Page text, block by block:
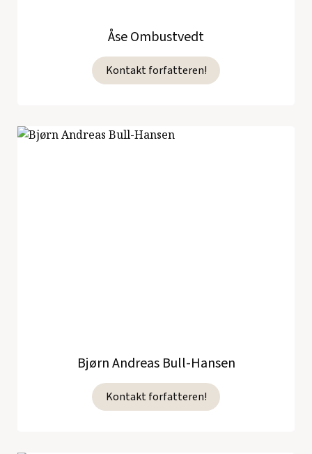
Åse Ombustvedt
Kontakt forfatteren!
Bjørn Andreas Bull-Hansen
Kontakt forfatteren!